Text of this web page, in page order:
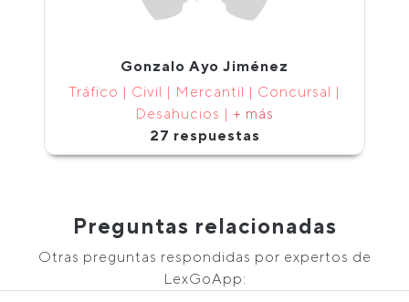
Gonzalo Ayo Jiménez
Tráfico | Civil | Mercantil | Concursal |
Desahucios | + más
27 respuestas
Preguntas relacionadas
Otras preguntas respondidas por expertos de
LexGoApp: